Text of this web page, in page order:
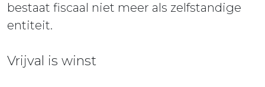
bestaat fiscaal niet meer als zelfstandige
entiteit.
Vrijval is winst